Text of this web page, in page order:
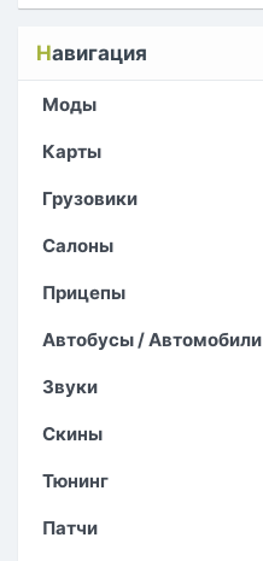
Навигация
Моды
Карты
Грузовики
Салоны
Прицепы
Автобусы / Автомобили
Звуки
Скины
Тюнинг
Патчи